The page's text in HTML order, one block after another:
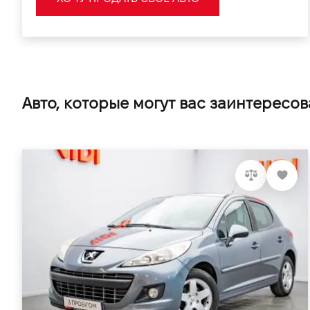
Авто, которые могут вас